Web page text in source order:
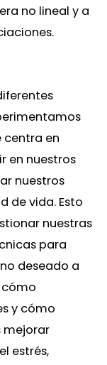
no lineal y a
centra en
en nuestros
nuestros
de vida. Esto
nuestras
para
deseado a
cómo
y cómo
mejorar
estrés,